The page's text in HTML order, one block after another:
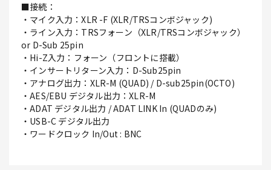
■接続：
・マイク入力：XLR -F (XLR/TRSコンボジャック)
・ライン入力：TRSフォーン（XLR/TRSコンボジャック）
or D-Sub 25pin
・Hi-Z入力：フォーン（フロントに搭載）
・インサートリターン入力：D-Sub25pin
・アナログ出力：XLR-M (QUAD) / D-sub25pin(OCTO)
・AES/EBU デジタル出力：XLR-M
・ADAT デジタル出力 / ADAT LINK In (QUADのみ)
・USB-C デジタル出力
・ワードクロック In/Out : BNC